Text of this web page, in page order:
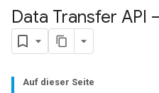
Data Transfer API
Auf dieser Seite